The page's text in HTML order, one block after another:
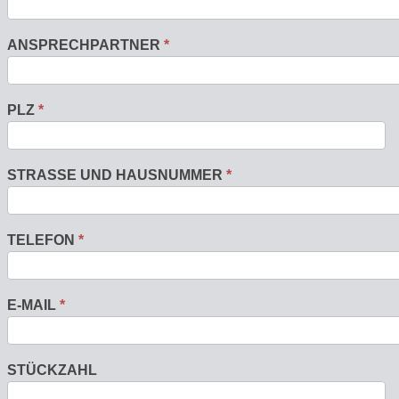
ANSPRECHPARTNER *
PLZ *
STRASSE UND HAUSNUMMER *
TELEFON *
E-MAIL *
STÜCKZAHL